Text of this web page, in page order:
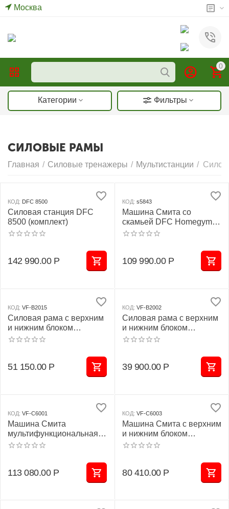
Москва
0
Категории Фильтры
СИЛОВЫЕ РАМЫ
Главная / Силовые тренажеры / Мультистанции /
КОД: DFC 8500
Силовая станция DFC
8500 (комплект)
142 990.00 Р
КОД: s5843
Машина Смита со
скамьей DFC Homegym
D943
109 990.00 Р
КОД: VF-B2015
Силовая рама c верхним
и нижним блоком
VictoryFit VF-B2015
51 150.00 Р
КОД: VF-B2002
Силовая рама c верхним
и нижним блоком
VictoryFit VF-B2002
39 900.00 Р
КОД: VF-С6001
Машина Смита
мультифункциональная
VictoryFit VF-С6001
113 080.00 Р
КОД: VF-С6003
Машина Смита c верхним
и нижним блоком
VictoryFit VF-С6003
80 410.00 Р